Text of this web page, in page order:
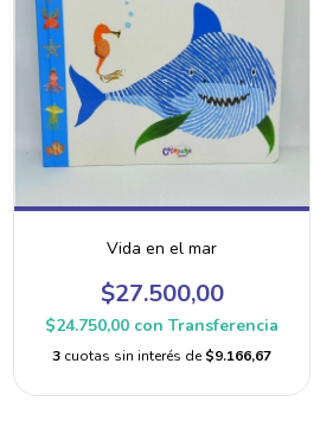
Vida en el mar
$27.500,00
$24.750,00 con Transferencia
3 cuotas sin interés de$9.166,67